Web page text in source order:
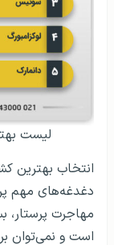
لیست
انتخاب بهترین
دغدغه‌های مهم
مهاجرت پرستار،
است و نمی‌توان